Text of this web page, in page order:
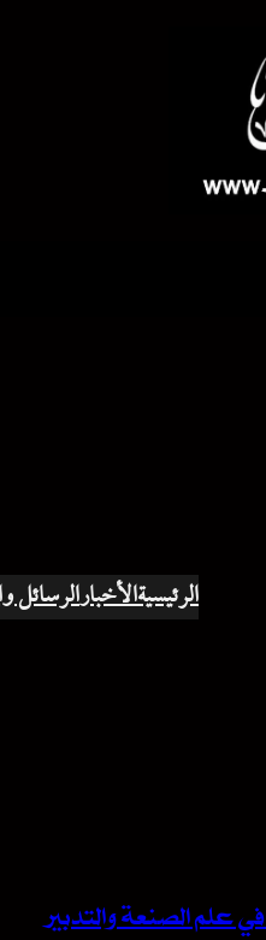
الرئيسيةالأخبارالرسائل
علم الصنعة والتدبير